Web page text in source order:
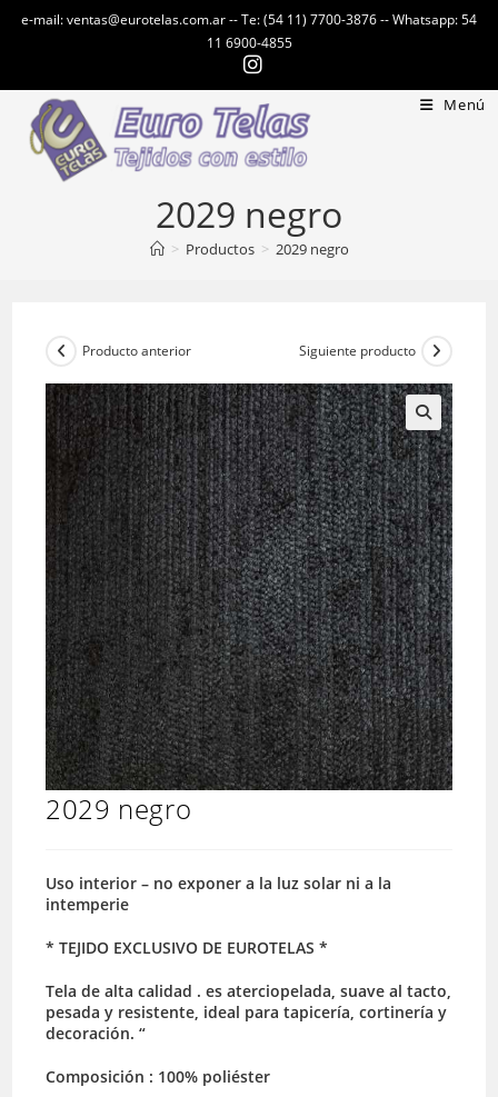
e-mail: ventas@eurotelas.com.ar -- Te: (54 11) 7700-3876 -- Whatsapp: 54
11 6900-4855
Menú
2029 negro
> Productos > 2029 negro
Producto anterior Siguiente producto
2029 negro
Uso interior – no exponer a la luz solar ni a la
intemperie
* TEJIDO EXCLUSIVO DE EUROTELAS *
Tela de alta calidad . es aterciopelada, suave al tacto,
pesada y resistente, ideal para tapicería, cortinería y
decoración. “
Composición : 100% poliéster